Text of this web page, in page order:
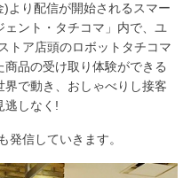
より配信が開始されるスマー
ェント・タチコマ」内で、ユ
トア店頭のロボットタチコマ
品の受け取り体験ができる
で動き、おしゃべりし接客
逃しなく!
発信していきます。